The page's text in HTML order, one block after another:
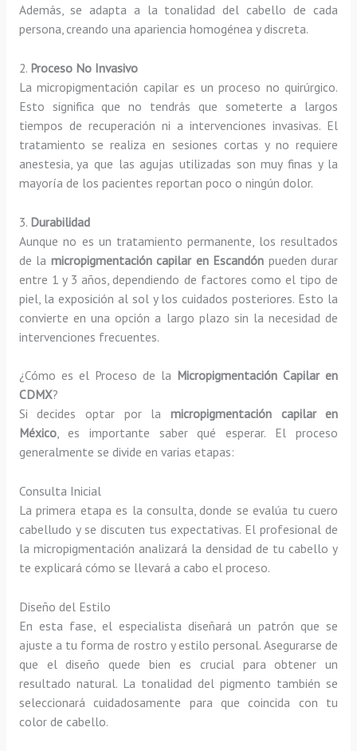
Además, se adapta a la tonalidad del cabello de cada
persona, creando una apariencia homogénea y discreta.
2. Proceso No Invasivo
La micropigmentación capilar es un proceso no quirúrgico.
Esto significa que no tendrás que someterte a largos
tiempos de recuperación ni a intervenciones invasivas. El
tratamiento se realiza en sesiones cortas y no requiere
anestesia, ya que las agujas utilizadas son muy finas y la
mayoría de los pacientes reportan poco o ningún dolor.
3. Durabilidad
Aunque no es un tratamiento permanente, los resultados
de la micropigmentación capilar en Escandón pueden durar
entre 1 y 3 años, dependiendo de factores como el tipo de
piel, la exposición al sol y los cuidados posteriores. Esto la
convierte en una opción a largo plazo sin la necesidad de
intervenciones frecuentes.
¿Cómo es el Proceso de la Micropigmentación Capilar en
CDMX?
Si decides optar por la micropigmentación capilar en
México, es importante saber qué esperar. El proceso
generalmente se divide en varias etapas:
Consulta Inicial
La primera etapa es la consulta, donde se evalúa tu cuero
cabelludo y se discuten tus expectativas. El profesional de
la micropigmentación analizará la densidad de tu cabello y
te explicará cómo se llevará a cabo el proceso.
Diseño del Estilo
En esta fase, el especialista diseñará un patrón que se
ajuste a tu forma de rostro y estilo personal. Asegurarse de
que el diseño quede bien es crucial para obtener un
resultado natural. La tonalidad del pigmento también se
seleccionará cuidadosamente para que coincida con tu
color de cabello.